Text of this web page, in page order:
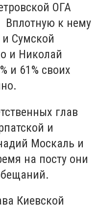
ОГА
Вплотную к нему
Сумской
и Николай
и 61% своих
глав
и
Москаль и
на посту они
Киевской